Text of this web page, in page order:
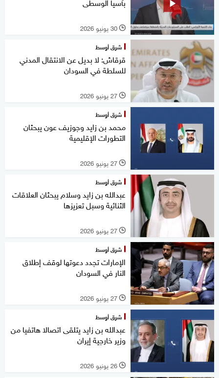
l 30 يونيو 2026
شرق أوسط
قرقاش: لا بديل عن الانتقال المدني
للسلطة في السودان
l 27 يونيو 2026
شرق أوسط
محمد بن زايد وجوزيف عون يبحثان
التطورات الإقليمية
l 27 يونيو 2026
شرق أوسط
عبدالله بن زايد وسلام يبحثان العلاقات
الثنائية وسبل تعزيزها
l 27 يونيو 2026
شرق أوسط
الإمارات تجدد دعوتها لوقف إطلاق
النار في السودان
l 27 يونيو 2026
شرق أوسط
عبدالله بن زايد يتلقى اتصالا هاتفيا من
وزير خارجية إيران
l 26 يونيو 2026